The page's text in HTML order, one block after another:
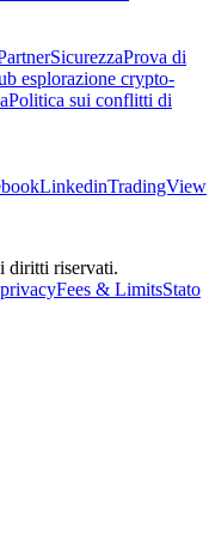
SicurezzaProva di
esplorazione crypto-
Politica sui conflitti di
LinkedinTradingView
diritti riservati.
Fees & LimitsStato